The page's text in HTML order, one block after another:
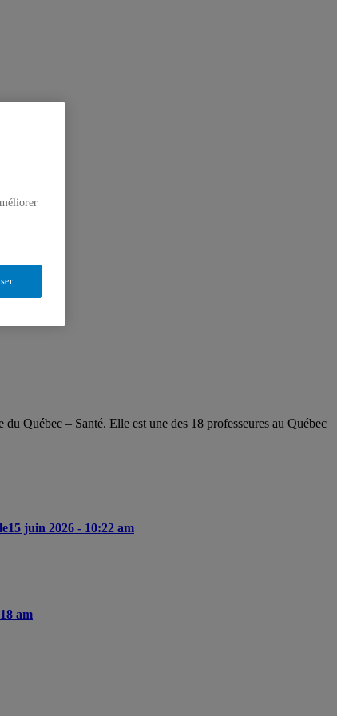
Québec – Santé. Elle est une des 18 professeures au Québec
15 juin 2026 - 10:22 am
am